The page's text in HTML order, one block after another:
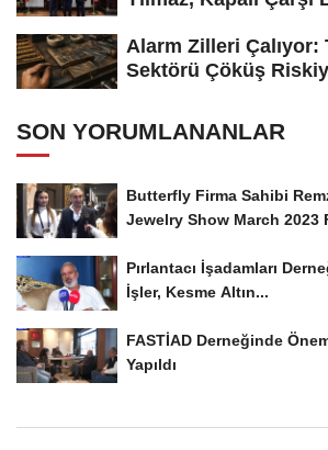
Alarm Zilleri Çalıyor:
Sektörü Çöküş
SON YORUMLANANLAR
Butterfly Firma Sahibi
Jewelry Show March 2023
Pırlantacı İşadamları
İşler, Kesme Altın...
FASTİAD Derneğinde
Yapıldı